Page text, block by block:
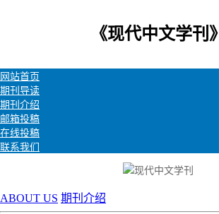
《现代中文学刊》
网站首页
期刊导读
期刊介绍
邮箱投稿
在线投稿
联系我们
ABOUT US 期刊介绍